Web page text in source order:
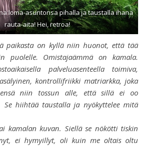
loma-asuntonsa pihalla ja taustalla ihana
rauta-aita! Hei, retroa!
paikasta on kyllä niin huonot, että tää
puolelle. Omistajaämmä on kamala.
palveluasenteella toimiva,
kontrollifriikki matriarkka, joka
niin tossun alle, että sillä ei oo
Se hiihtää taustalla ja nyökyttelee mitä
kamalan kuvan. Siellä se nökötti tiskin
ei hymyillyt, oli kuin me oltais oltu